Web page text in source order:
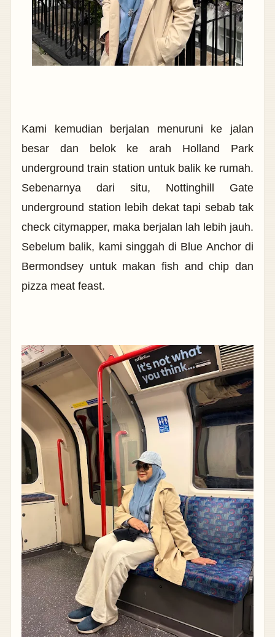
Kami kemudian berjalan menuruni ke jalan
besar dan belok ke arah Holland Park
underground train station untuk balik ke rumah.
Sebenarnya dari situ, Nottinghill Gate
underground station lebih dekat tapi sebab tak
check citymapper, maka berjalan lah lebih jauh.
Sebelum balik, kami singgah di Blue Anchor di
Bermondsey untuk makan fish and chip dan
pizza meat feast.